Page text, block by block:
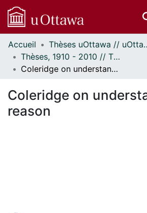
Communautés
et collections
Parcourir
À propos
Accueil
Thèses
Thèses, 1910 - 2010 // Theses, 1910 - 2010
Coleridge on understanding and reason
Coleridge on
reason